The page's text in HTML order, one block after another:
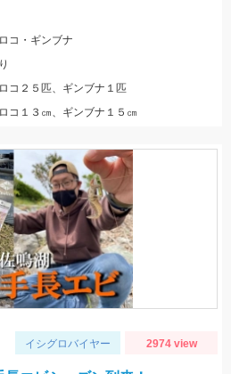
コ・ギンブナ
コ２５匹、ギンブナ１匹
コ１３㎝、ギンブナ１５㎝
イシグロバイヤー 2974 view